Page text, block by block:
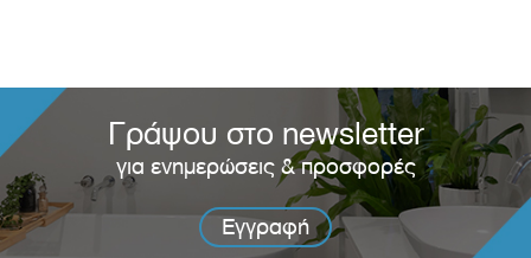
Γράψου στο newsletter
για ενημερώσεις & προσφορές
Εγγραφή